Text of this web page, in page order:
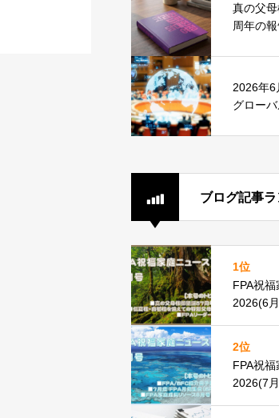
真の父
周年の
2026年6
グロー
ブログ記事
1位
FPA祝
2026(6
2位
FPA祝
2026(7